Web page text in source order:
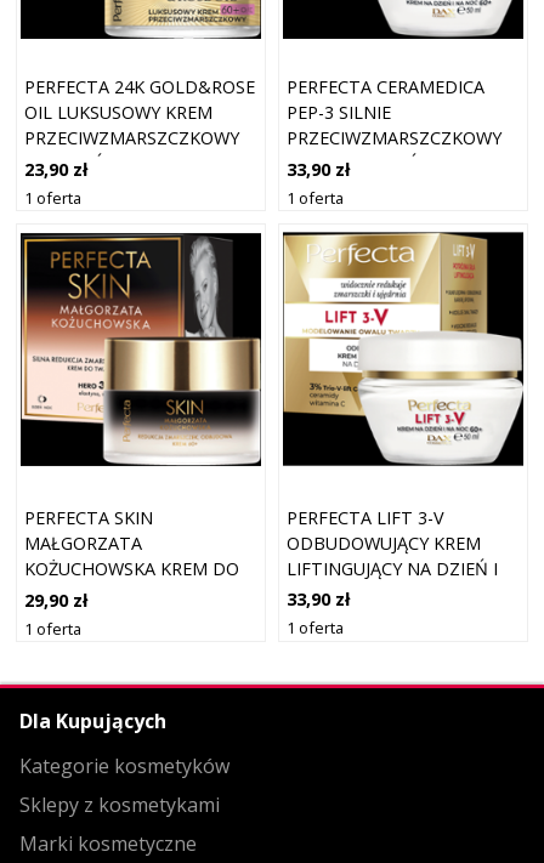
PERFECTA 24K GOLD&ROSE
OIL LUKSUSOWY KREM
PRZECIWZMARSZCZKOWY
NA DZIEŃ I NA NOC 60+
23,90 zł
1 oferta
PERFECTA CERAMEDICA
PEP-3 SILNIE
PRZECIWZMARSZCZKOWY
KREM NA DZIEŃ I NA NOC
60+
33,90 zł
1 oferta
PERFECTA SKIN
MAŁGORZATA
KOŻUCHOWSKA KREM DO
TWARZY
PRZECIWZMARSZCZKOWY
29,90 zł
1 oferta
PERFECTA LIFT 3-V
ODBUDOWUJĄCY KREM
LIFTINGUJĄCY NA DZIEŃ I
NA NOC 60+
33,90 zł
1 oferta
Dla Kupujących
Kategorie kosmetyków
Sklepy z kosmetykami
Marki kosmetyczne